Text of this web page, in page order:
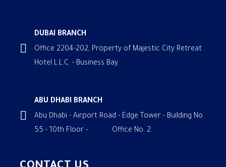
DUBAI BRANCH
Office 2204-202, Property of Majestic City Retreat
Hotel L.L.C. - Business Bay.
ABU DHABI BRANCH
Abu Dhabi - Airport Road - Edge Tower - Building No.
55 - 10th Floor - Office No. 2.